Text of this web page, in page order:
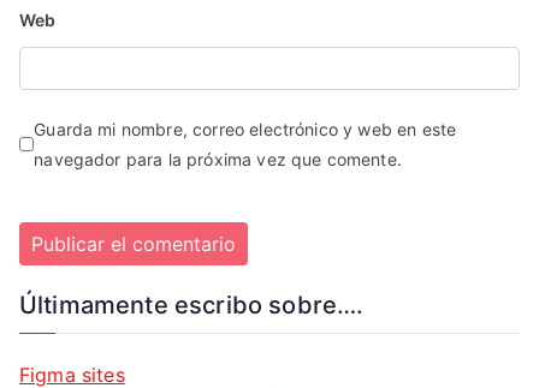
Web
Guarda mi nombre, correo electrónico y web en este
navegador para la próxima vez que comente.
Últimamente escribo sobre….
Figma sites